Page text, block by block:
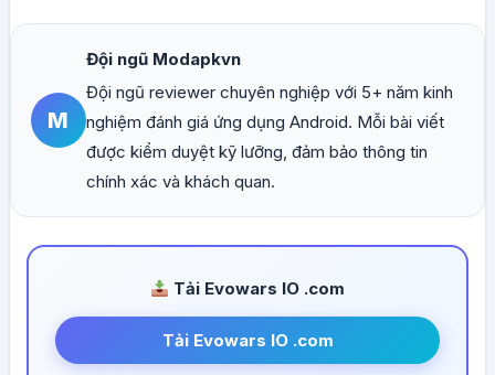
M
Đội ngũ Modapkvn
Đội ngũ reviewer chuyên nghiệp với 5+ năm kinh
nghiệm đánh giá ứng dụng Android. Mỗi bài viết
được kiểm duyệt kỹ lưỡng, đảm bảo thông tin
chính xác và khách quan.
Tải Evowars IO .com
Tải Evowars IO .com